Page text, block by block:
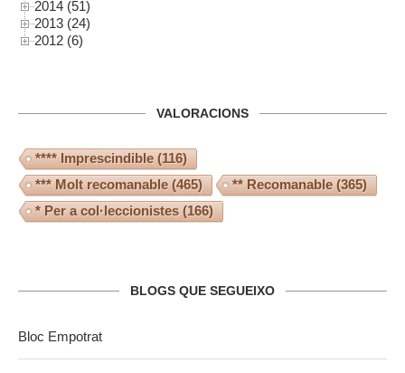
2014 (51)
2013 (24)
2012 (6)
VALORACIONS
**** Imprescindible(116)
*** Molt recomanable(465) ** Recomanable(365)
* Per a col·leccionistes (166)
BLOGS QUE SEGUEIXO
Bloc Empotrat